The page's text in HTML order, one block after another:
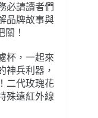
必請讀者們
品牌故事與
！
杯，一起來
神兵利器，
二代玫瑰花
殊遠紅外線